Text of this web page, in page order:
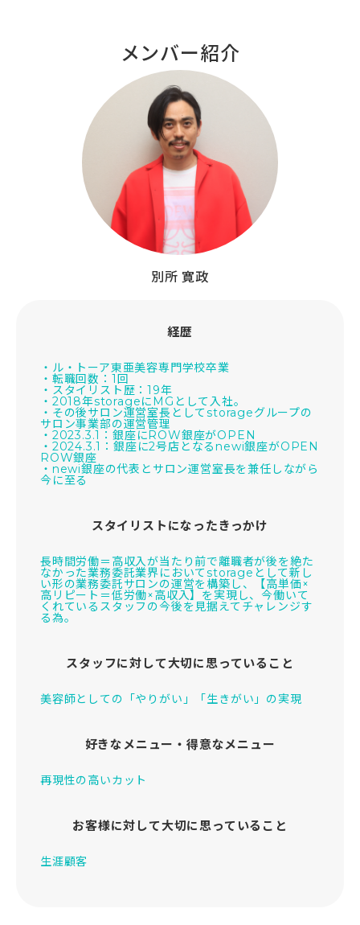
メンバー紹介
別所 寛政
経歴
・ル・トーア東亜美容専門学校卒業
・転職回数：1回
・スタイリスト歴：19年
・2018年storageにMGとして入社。
・その後サロン運営室長としてstorageグループの
サロン事業部の運営管理
・2023.3.1：銀座にROW銀座がOPEN
・2024.3.1：銀座に2号店となるnewi銀座がOPEN
ROW銀座
・newi銀座の代表とサロン運営室長を兼任しながら
今に至る
スタイリストになったきっかけ
長時間労働＝高収入が当たり前で離職者が後を絶た
なかった業務委託業界においてstorageとして新し
い形の業務委託サロンの運営を構築し、【高単価×
高リピート＝低労働×高収入】を実現し、今働いて
くれているスタッフの今後を見据えてチャレンジす
る為。
スタッフに対して大切に思っていること
美容師としての「やりがい」「生きがい」の実現
好きなメニュー・得意なメニュー
再現性の高いカット
お客様に対して大切に思っていること
生涯顧客